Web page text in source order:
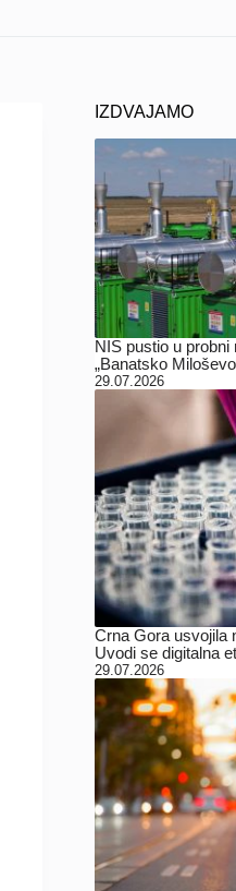
IZDVAJAMO
NIS pustio u
„Banatsko
29.07.2026
Crna Gora usvojila
Uvodi se digitalna
29.07.2026